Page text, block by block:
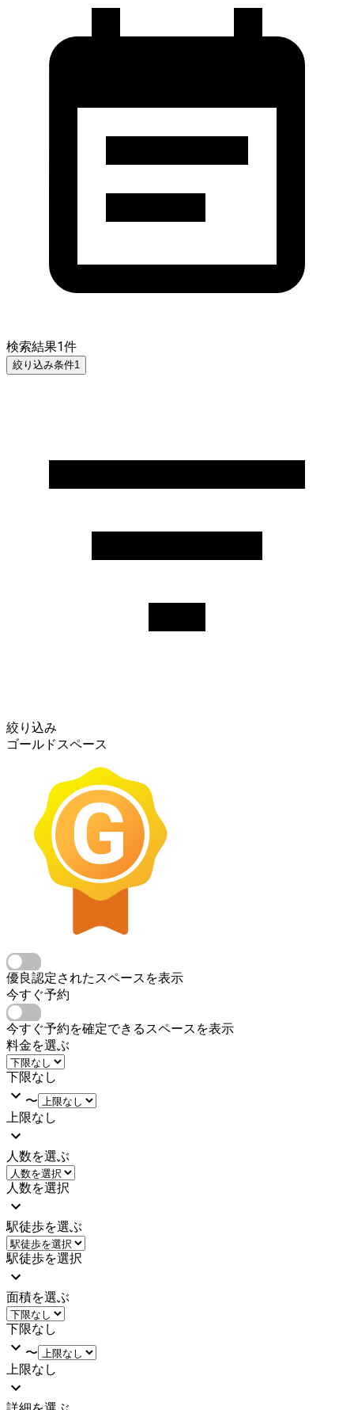
検索結果1件
絞り込み条件1
絞り込み
ゴールドスペース
優良認定されたスペースを表示
今すぐ予約
今すぐ予約を確定できるスペースを表示
料金を選ぶ
下限なし
〜
上限なし
人数を選ぶ
人数を選択
駅徒歩を選ぶ
駅徒歩を選択
面積を選ぶ
下限なし
〜
上限なし